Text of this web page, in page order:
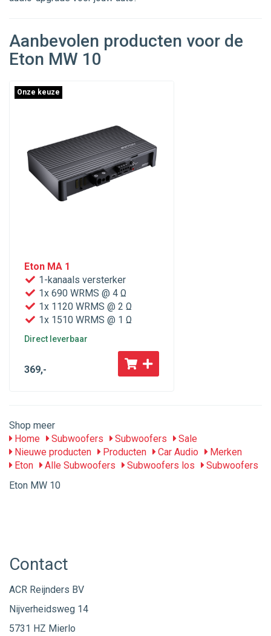
Aanbevolen producten voor de
Eton MW 10
Onze keuze
Eton MA 1
1-kanaals versterker
1x 690 WRMS @ 4 Ω
1x 1120 WRMS @ 2 Ω
1x 1510 WRMS @ 1 Ω
Direct leverbaar
369,-
Shop meer
Home
Subwoofers Subwoofers
Sale
Nieuwe producten
Producten Car Audio
Merken
Eton
Alle Subwoofers Subwoofers los
Subwoofers
Eton MW 10
Contact
ACR Reijnders BV
Nijverheidsweg 14
5731 HZ Mierlo